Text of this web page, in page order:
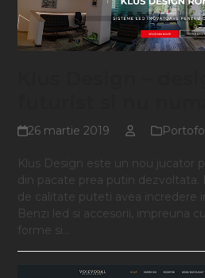
26 martie 2019
Klus Design este un nou jucator
din pacate prea putin dezvoltata.
de calitate puteti avea incredere
Benzi led si accesorii, impreuna
forme si…